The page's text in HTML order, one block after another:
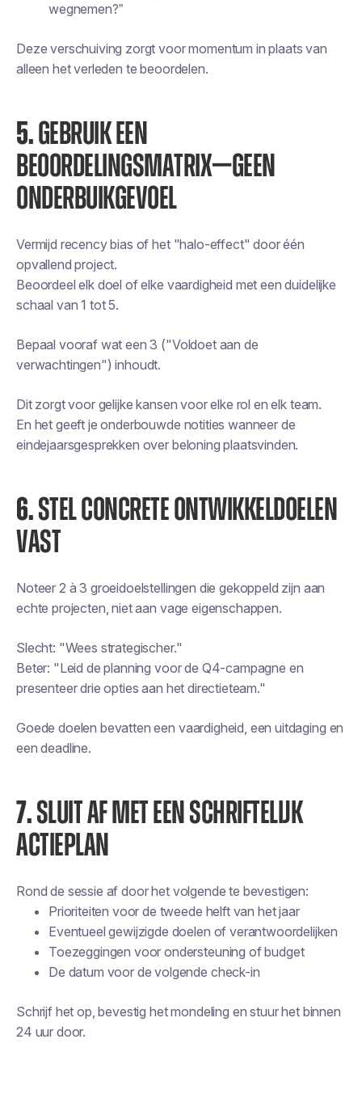
wegnemen?”
Deze verschuiving zorgt voor momentum in plaats van
alleen het verleden te beoordelen.
5.GEBRUIK EEN
BEOORDELINGSMATRIX—GEEN
ONDERBUIKGEVOEL
Vermijd recency bias of het "halo-effect" door één
opvallend project.
Beoordeel elk doel of elke vaardigheid met een duidelijke
schaal van 1 tot 5.
Bepaal vooraf wat een 3 ("Voldoet aan de
verwachtingen") inhoudt.
Dit zorgt voor gelijke kansen voor elke rol en elk team.
En het geeft je onderbouwde notities wanneer de
eindejaarsgesprekken over beloning plaatsvinden.
6.STEL CONCRETE ONTWIKKELDOELEN
VAST
Noteer 2 à 3 groeidoelstellingen die gekoppeld zijn aan
echte projecten, niet aan vage eigenschappen.
Slecht: "Wees strategischer."
Beter: "Leid de planning voor de Q4-campagne en
presenteer drie opties aan het directieteam."
Goede doelen bevatten een vaardigheid, een uitdaging en
een deadline.
7.SLUIT AF MET EEN SCHRIFTELIJK
ACTIEPLAN
Rond de sessie af door het volgende te bevestigen:
Prioriteiten voor de tweede helft van het jaar
Eventueel gewijzigde doelen of verantwoordelijken
Toezeggingen voor ondersteuning of budget
De datum voor de volgende check-in
Schrijf het op, bevestig het mondeling en stuur het binnen
24 uur door.